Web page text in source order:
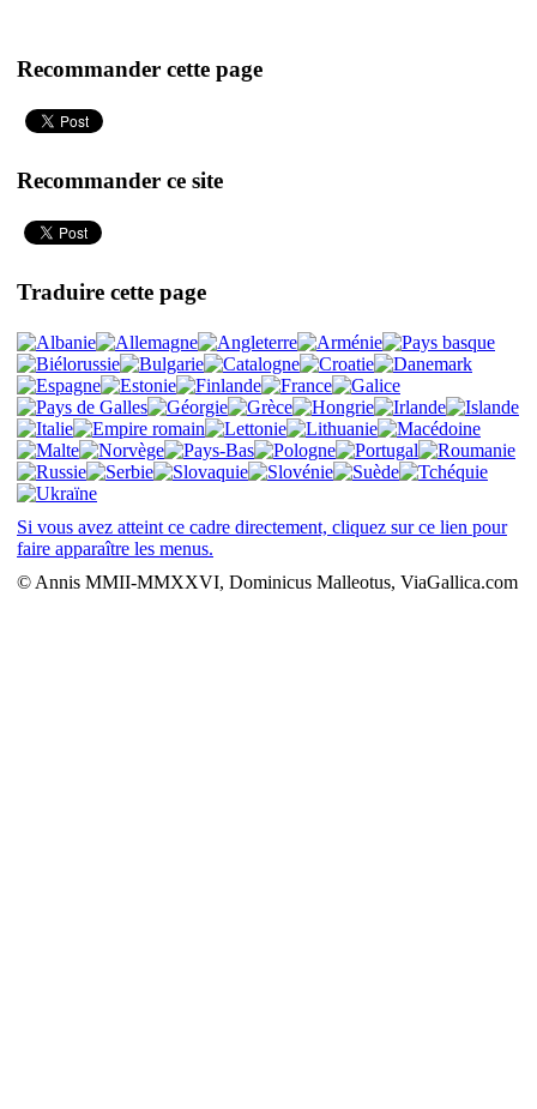
Recommander cette page
Recommander ce site
Traduire cette page
Si vous avez atteint ce cadre directement, cliquez sur ce lien pour
faire apparaître les menus.
© Annis MMII-MMXXVI, Dominicus Malleotus, ViaGallica.com